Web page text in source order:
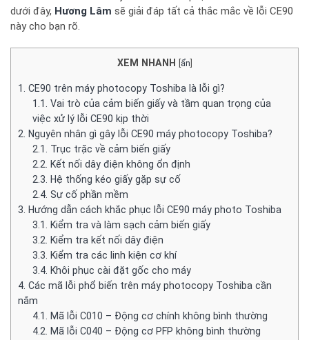
dưới đây, Hương Lâm sẽ giải đáp tất cả thắc mắc về lỗi CE90
này cho bạn rõ.
XEM NHANH ẩn
1. CE90 trên máy photocopy Toshiba là lỗi gì?
1.1. Vai trò của cảm biến giấy và tầm quan trọng của
việc xử lý lỗi CE90 kịp thời
2. Nguyên nhân gì gây lỗi CE90 máy photocopy Toshiba?
2.1. Trục trặc về cảm biến giấy
2.2. Kết nối dây điện không ổn định
2.3. Hệ thống kéo giấy gặp sự cố
2.4. Sự cố phần mềm
3. Hướng dẫn cách khắc phục lỗi CE90 máy photo Toshiba
3.1. Kiểm tra và làm sạch cảm biến giấy
3.2. Kiểm tra kết nối dây điện
3.3. Kiểm tra các linh kiện cơ khí
3.4. Khôi phục cài đặt gốc cho máy
4. Các mã lỗi phổ biến trên máy photocopy Toshiba cần
nắm
4.1. Mã lỗi C010 – Động cơ chính không bình thường
4.2. Mã lỗi C040 – Động cơ PFP không bình thường